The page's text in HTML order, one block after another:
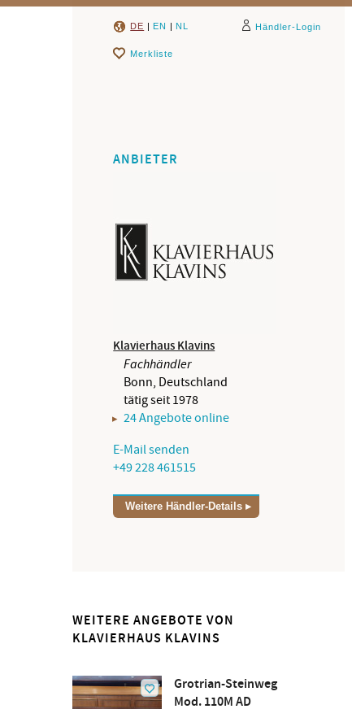
DE | EN | NL Händler-Login
Merkliste
ANBIETER
Klavierhaus Klavins
Fachhändler
Bonn, Deutschland
tätig seit 1978
24 Angebote online
E-Mail senden
+49 228 461515
Weitere Händler-Details
WEITERE ANGEBOTE VON
KLAVIERHAUS KLAVINS
Grotrian-Steinweg
Mod. 110M AD